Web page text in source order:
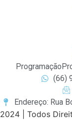
Programação
(66)
Endereço: Rua
2024 | Todos